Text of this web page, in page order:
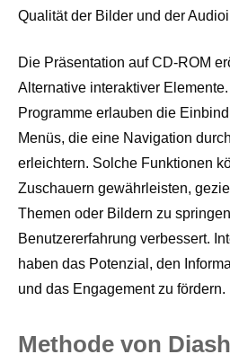
Qualität der Bilder und der
Die Präsentation auf CD-ROM
Alternative interaktiver
Programme erlauben die
Menüs, die eine Navigation
erleichtern. Solche Funktionen
Zuschauern gewährleisten,
Themen oder Bildern zu
Benutzererfahrung verbessert.
haben das Potenzial, den
und das Engagement zu fördern.
Methode von